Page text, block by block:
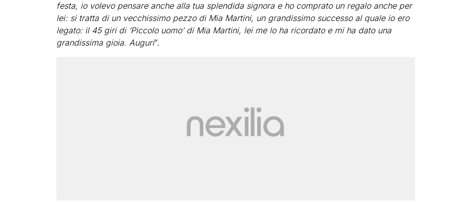
festa, io volevo pensare anche alla tua splendida signora e ho comprato un regalo anche per
lei: si tratta di un vecchissimo pezzo di Mia Martini, un grandissimo successo al quale io ero
legato: il 45 giri di ‘Piccolo uomo’ di Mia Martini, lei me lo ha ricordato e mi ha dato una
grandissima gioia. Auguri“.